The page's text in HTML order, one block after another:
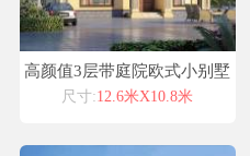
高颜值3层带庭院欧式小别墅
设计图纸农村自建房设计图纸
尺寸:12.6米X10.8米